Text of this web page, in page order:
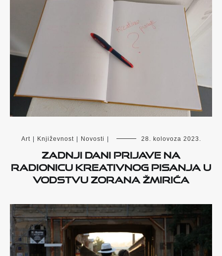
Art | Književnost | Novosti | 28. kolovoza 2023.
Zadnji dani prijave na
radionicu kreativnog pisanja u
vodstvu Zorana Žmirića